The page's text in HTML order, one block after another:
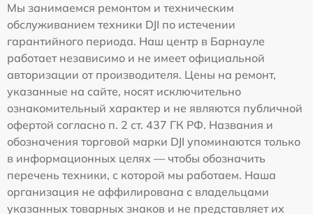
Мы занимаемся ремонтом и техническим
обслуживанием техники DJI по истечении
гарантийного периода. Наш центр в Барнауле
работает независимо и не имеет официальной
авторизации от производителя. Цены на ремонт,
указанные на сайте, носят исключительно
ознакомительный характер и не являются публичной
офертой согласно п. 2 ст. 437 ГК РФ. Названия и
обозначения торговой марки DJI упоминаются только
в информационных целях — чтобы обозначить
перечень техники, с которой мы работаем. Наша
организация не аффилирована с владельцами
указанных товарных знаков и не представляет их